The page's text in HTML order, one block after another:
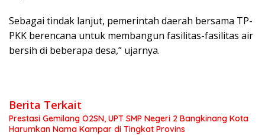
Sebagai tindak lanjut, pemerintah daerah bersama TP-
PKK berencana untuk membangun fasilitas-fasilitas air
bersih di beberapa desa,” ujarnya.
Berita Terkait
Prestasi Gemilang O2SN, UPT SMP Negeri 2 Bangkinang Kota
Harumkan Nama Kampar di Tingkat Provins